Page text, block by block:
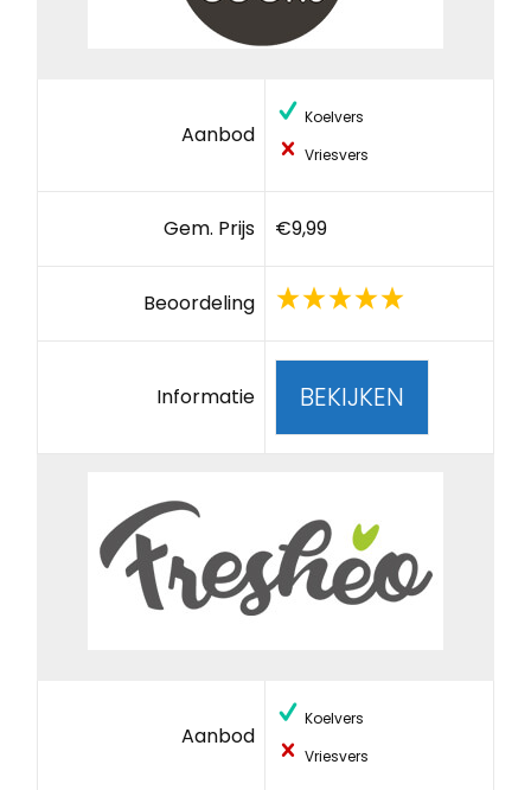
Aanbod
Koelvers
Vriesvers
Gem. Prijs €9,99
Beoordeling
Informatie BEKIJKEN
Aanbod
Koelvers
Vriesvers